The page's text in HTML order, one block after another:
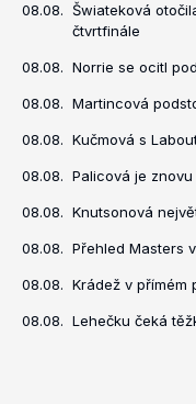
08.08. Šwiateková
čtvrtfinále
08.08. Norrie se ocitl
08.08. Martincová
08.08. Kučmová s
08.08. Palicová je
08.08. Knutsonová
08.08. Přehled Masters
08.08. Krádež v přímém
08.08. Lehečku čeká